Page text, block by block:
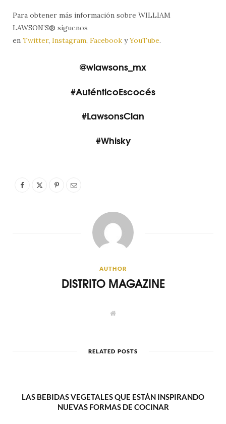
Para obtener más información sobre WILLIAM
LAWSON’S® síguenos
en Twitter, Instagram, Facebook yYouTube.
@wlawsons_mx
#AuténticoEscocés
#LawsonsClan
#Whisky
AUTHOR
DISTRITO MAGAZINE
W
e
RELATED POSTS
LAS BEBIDAS VEGETALES QUE ESTÁN INSPIRANDO
NUEVAS FORMAS DE COCINAR